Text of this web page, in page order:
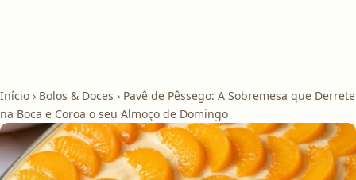
Início › Bolos & Doces › Pavê de Pêssego: A Sobremesa que Derrete
na Boca e Coroa o seu Almoço de Domingo